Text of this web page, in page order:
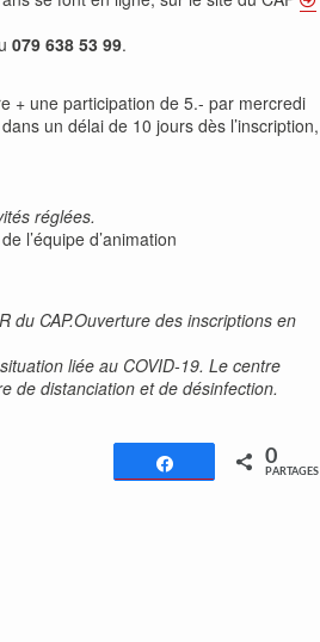
079 638 53 99.
+ une participation de 5.- par mercredi
un délai de 10 jours dès l’inscription,
réglées.
l’équipe d’animation
du CAP.Ouverture des inscriptions en
liée au COVID-19. Le centre
de distanciation et de désinfection.
Partagez 0
PARTAGES